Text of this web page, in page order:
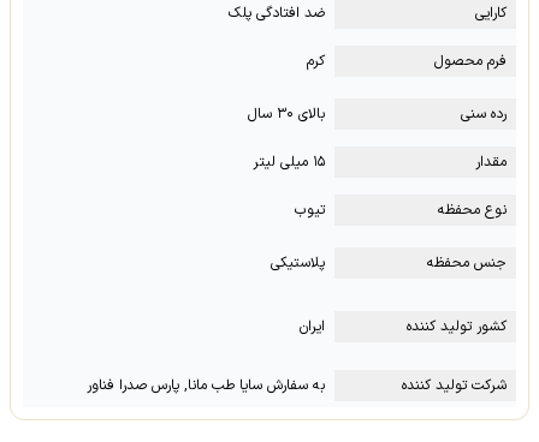
کارایی ضد افتادگی پلک
فرم محصول کرم
رده سنی بالای ۳۰ سال
مقدار ۱۵ میلی لیتر
نوع محفظه تیوب
جنس محفظه پلاستیکی
کشور تولید کننده ایران
شرکت تولید کننده به سفارش سایا طب مانا, پارس صدرا فناور